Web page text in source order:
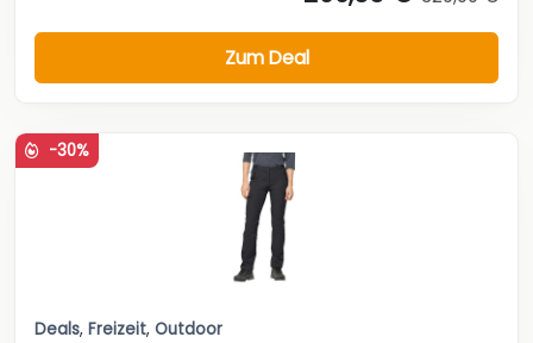
Zum Deal
-30%
Deals, Freizeit, Outdoor